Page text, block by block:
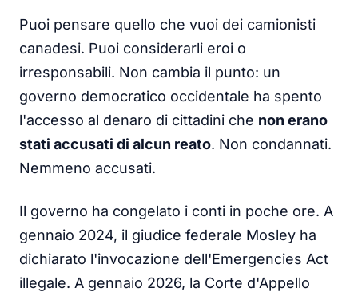
Puoi pensare quello che vuoi dei camionisti
canadesi. Puoi considerarli eroi o
irresponsabili. Non cambia il punto: un
governo democratico occidentale ha spento
l'accesso al denaro di cittadini che non erano
stati accusati di alcun reato. Non condannati.
Nemmeno accusati.
Il governo ha congelato i conti in poche ore. A
gennaio 2024, il giudice federale Mosley ha
dichiarato l'invocazione dell'Emergencies Act
illegale. A gennaio 2026, la Corte d'Appello